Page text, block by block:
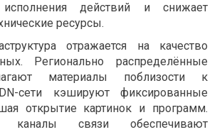
исполнения действий и снижает
ресурсы.
отражается на качество
Регионально распределённые
материалы поблизости к
сети кэшируют фиксированные
открытие картинок и программ.
каналы связи обеспечивают